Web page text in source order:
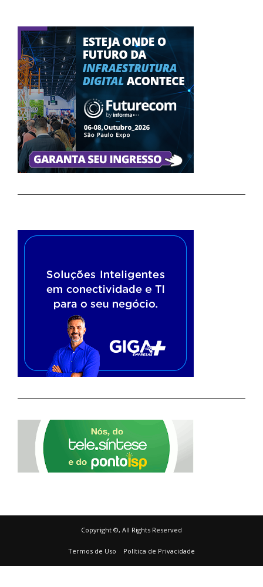
Copyright ©, All Rights Reserved
Termos de Uso Política de Privacidade